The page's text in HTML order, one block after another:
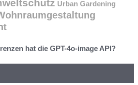
Urban Gardening
hat die GPT-4o-image API?